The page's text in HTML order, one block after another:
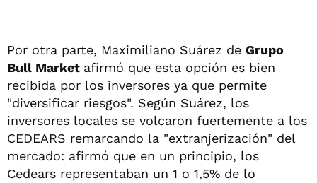
Por otra parte, Maximiliano Suárez de Grupo
Bull Market afirmó que esta opción es bien
recibida por los inversores ya que permite
"diversificar riesgos". Según Suárez, los
inversores locales se volcaron fuertemente a los
CEDEARS remarcando la "extranjerización" del
mercado: afirmó que en un principio, los
Cedears representaban un 1 o 1,5% de lo